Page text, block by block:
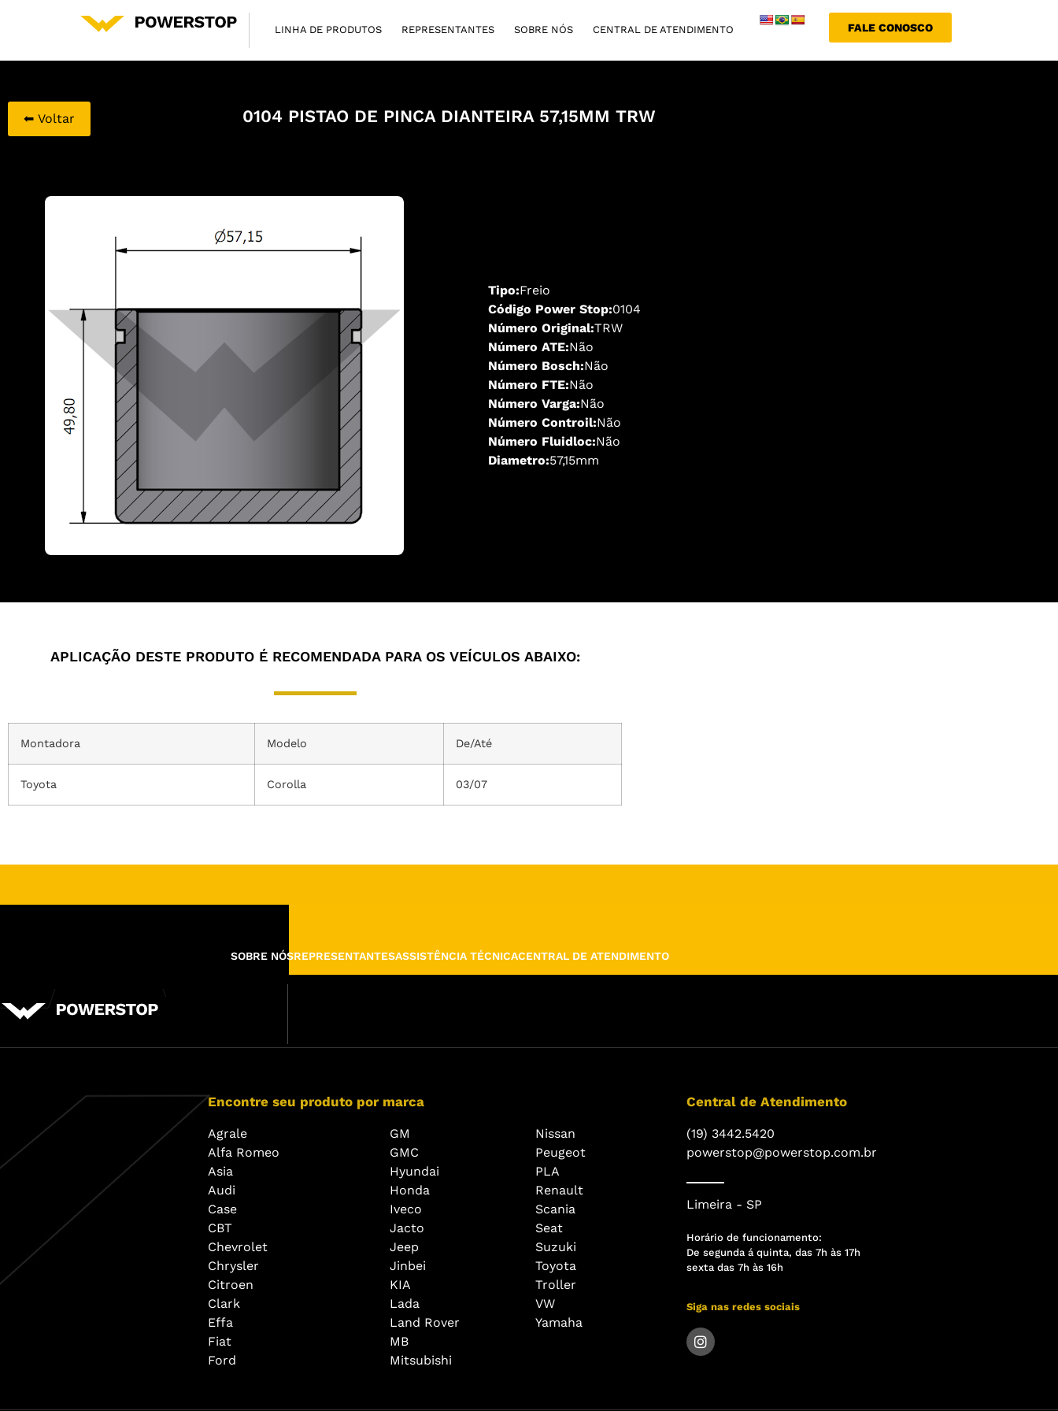
LINHA DE PRODUTOS REPRESENTANTES SOBRE NÓS CENTRAL DE ATENDIMENTO FALE CONOSCO
0104 PISTAO DE PINCA DIANTEIRA 57,15MM TRW
⬅ Voltar
Tipo:Freio
Código Power Stop:0104
Número Original:TRW
Número ATE:Não
Número Bosch:Não
Número FTE:Não
Número Varga:Não
Número Controil:Não
Número Fluidloc:Não
Diametro:57,15mm
APLICAÇÃO DESTE PRODUTO É RECOMENDADA PARA OS VEÍCULOS ABAIXO:
Montadora Modelo De/Até
Toyota Corolla 03/07
SOBRE NÓSREPRESENTANTESASSISTÊNCIA TÉCNICACENTRAL DE ATENDIMENTO
Encontre seu produto por marca
Agrale
Alfa Romeo
Asia
Audi
Case
CBT
Chevrolet
Chrysler
Citroen
Clark
Effa
Fiat
Ford
GM
GMC
Hyundai
Honda
Iveco
Jacto
Jeep
Jinbei
KIA
Lada
Land Rover
MB
Mitsubishi
Nissan
Peugeot
PLA
Renault
Scania
Seat
Suzuki
Toyota
Troller
VW
Yamaha
Central de Atendimento
(19) 3442.5420
powerstop@powerstop.com.br
Limeira - SP
Horário de funcionamento:
De segunda á quinta, das 7h às 17h
sexta das 7h às 16h
Siga nas redes sociais